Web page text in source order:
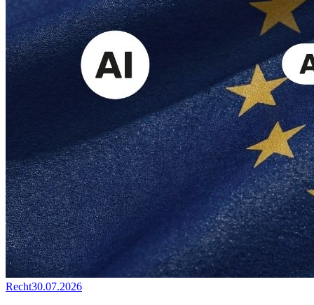
Recht30.07.2026